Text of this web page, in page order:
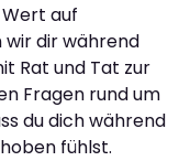
auf
wir dir während
Rat und Tat zur
Fragen rund um
du dich während
fühlst.